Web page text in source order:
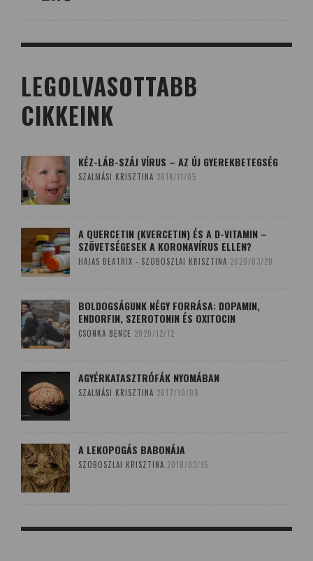
LEGOLVASOTTABB
CIKKEINK
KÉZ-LÁB-SZÁJ VÍRUS – AZ ÚJ GYEREKBETEGSÉG
SZALMÁSI KRISZTINA 2014/11/05
A QUERCETIN (KVERCETIN) ÉS A D-VITAMIN –
SZÖVETSÉGESEK A KORONAVÍRUS ELLEN?
HAJAS BEATRIX - SZOBOSZLAI KRISZTINA 2020/03/20
BOLDOGSÁGUNK NÉGY FORRÁSA: DOPAMIN,
ENDORFIN, SZEROTONIN ÉS OXITOCIN
CSONKA BENCE 2020/12/12
AGYÉRKATASZTRÓFÁK NYOMÁBAN
SZALMÁSI KRISZTINA 2017/10/08
A LEKOPOGÁS BABONÁJA
SZOBOSZLAI KRISZTINA 2018/03/15